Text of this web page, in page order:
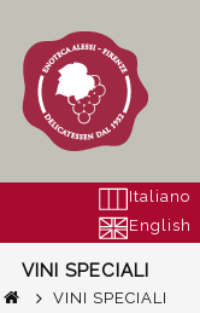
Italiano
English
VINI SPECIALI
VINI SPECIALI